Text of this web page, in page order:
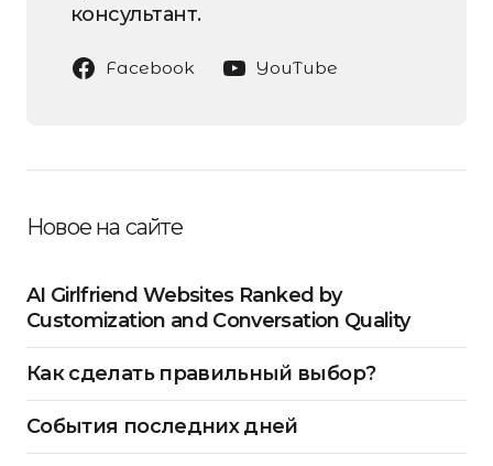
консультант.
Facebook YouTube
Новое на сайте
AI Girlfriend Websites Ranked by
Customization and Conversation Quality
Как сделать правильный выбор?
События последних дней